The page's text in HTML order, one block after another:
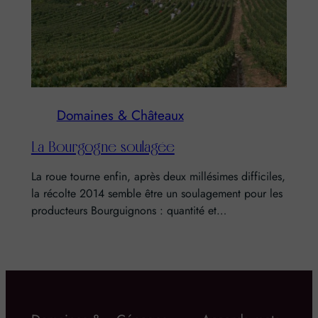
Domaines & Châteaux
La Bourgogne soulagée
La roue tourne enfin, après deux millésimes difficiles,
la récolte 2014 semble être un soulagement pour les
producteurs Bourguignons : quantité et…